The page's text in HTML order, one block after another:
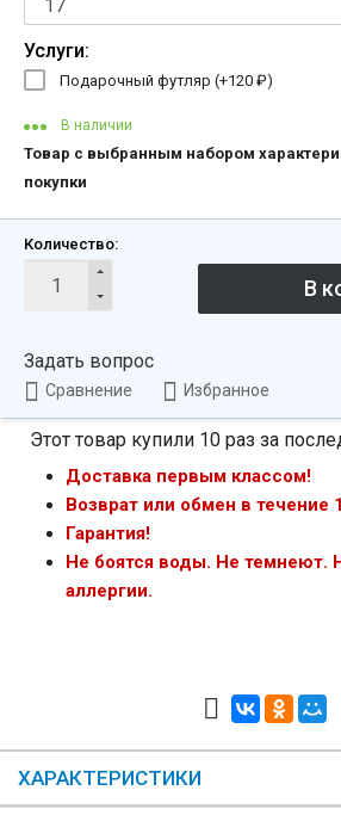
Услуги:
Подарочный футляр (+120 ₽)
В наличии
Товар с выбранным набором
покупки
Количество:
Задать вопрос
Сравнение Избранное
Этот товар купили 10 раз за
Доставка первым классом!
Возврат или обмен в течение
Гарантия!
Не боятся воды. Не темнеют.
аллергии.
ХАРАКТЕРИСТИКИ